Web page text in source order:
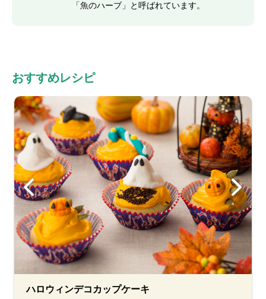
「魚のハーブ」と呼ばれています。
おすすめレシピ
ハロウィンデコカップケーキ